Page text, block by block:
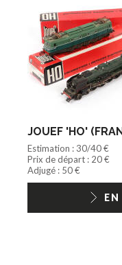
JOUEF 'HO'
Estimation : 30/40 €
Prix de départ : 20 €
Adjugé : 50 €